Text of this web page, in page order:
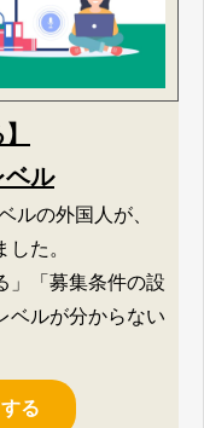
ベル
ルの外国人が、
た。
」「募集条件の設
ベルが分からない
る